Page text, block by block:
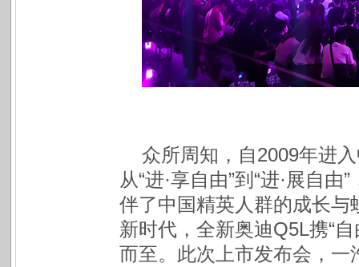
众所周知，自2009年进
从“进·享自由”到“进·展自
伴了中国精英人群的成长
新时代，全新奥迪Q5L携“
而至。此次上市发布会，一